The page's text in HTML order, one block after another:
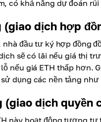
có khả năng dự đoán
(giao dịch hợp
đầu tư ký hợp đồng
sẽ có lãi nếu giá thị
nếu giá ETH thấp hơn.
dụng các nền tảng như
dịch quyền
này hoạt động tương